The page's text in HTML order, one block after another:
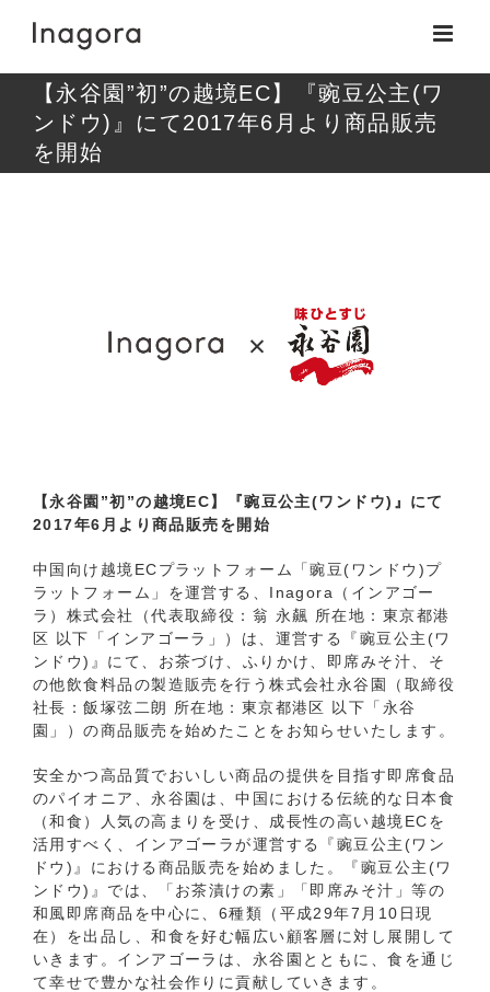
【永谷園”初”の越境EC】『豌豆公主(ワ
ンドウ)』にて2017年6月より商品販売
を開始
【永谷園”初”の越境EC】『豌豆公主(ワンドウ)』にて
2017年6月より商品販売を開始
中国向け越境ECプラットフォーム「豌豆(ワンドウ)プ
ラットフォーム」を運営する、Inagora（インアゴー
ラ）株式会社（代表取締役：翁 永飆 所在地：東京都港
区 以下「インアゴーラ」）は、運営する『豌豆公主(ワ
ンドウ)』にて、お茶づけ、ふりかけ、即席みそ汁、そ
の他飲食料品の製造販売を行う株式会社永谷園（取締役
社長：飯塚弦二朗 所在地：東京都港区 以下「永谷
園」）の商品販売を始めたことをお知らせいたします。
安全かつ高品質でおいしい商品の提供を目指す即席食品
のパイオニア、永谷園は、中国における伝統的な日本食
（和食）人気の高まりを受け、成長性の高い越境ECを
活用すべく、インアゴーラが運営する『豌豆公主(ワン
ドウ)』における商品販売を始めました。『豌豆公主(ワ
ンドウ)』では、「お茶漬けの素」「即席みそ汁」等の
和風即席商品を中心に、6種類（平成29年7月10日現
在）を出品し、和食を好む幅広い顧客層に対し展開して
いきます。インアゴーラは、永谷園とともに、食を通じ
て幸せで豊かな社会作りに貢献していきます。